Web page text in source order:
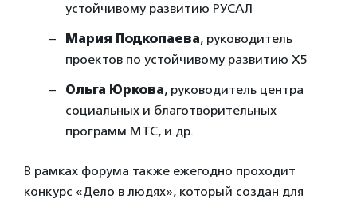
устойчивому развитию РУСАЛ
Мария Подкопаева, руководитель
проектов по устойчивому развитию Х5
Ольга Юркова, руководитель центра
социальных и благотворительных
программ МТС, и др.
В рамках форума также ежегодно проходит
конкурс «Дело в людях», который создан для